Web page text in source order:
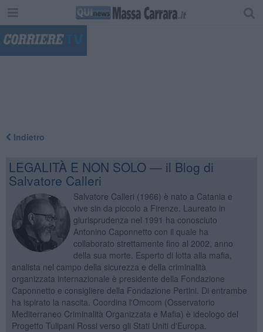
Indietro
LEGALITÀ E NON SOLO — il Blog di
Salvatore Calleri
Salvatore Calleri (1966) è nato a Catania e
vive sin da piccolo a Firenze. Laureato in
giurisprudenza nel 1991 ha conosciuto
Antonino Caponnetto con il quale ha
collaborato strettamente fino al 2002, anno
della sua morte. Esperto di lotta alla mafia,
analista nel campo della sicurezza e della criminalità
organizzata internazionale è presidente della Fondazione
Caponnetto e consigliere della Fondazione Pertini. Di entrambe
ha ispirato la nascita. Coordina l'Omcom (Osservatorio
Mediterraneo Criminalità Organizzata e Mafia) è ideologo del
Progetto Tulipani Rossi verso gli Stati Uniti d'Europa.